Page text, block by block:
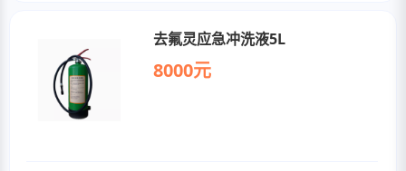
去氟灵应急冲洗液5L
8000元